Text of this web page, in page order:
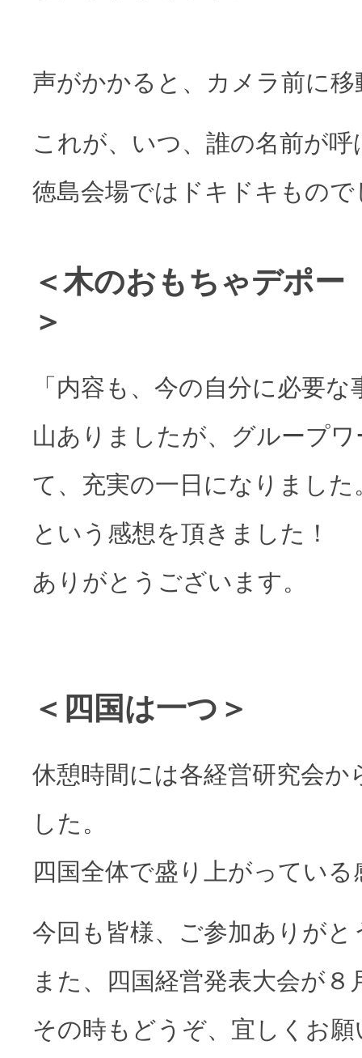
声がかかると、カメラ前に
これが、いつ、誰の名前が
徳島会場ではドキドキもので
＜木のおもちゃデポ
＞
「内容も、今の自分に必要
山ありましたが、グループ
て、充実の一日になりました
という感想を頂きました！
ありがとうございます。
＜四国は一つ＞
休憩時間には各経営研究会
した。
四国全体で盛り上がっている
今回も皆様、ご参加ありが
また、四国経営発表大会が
その時もどうぞ、宜しくお